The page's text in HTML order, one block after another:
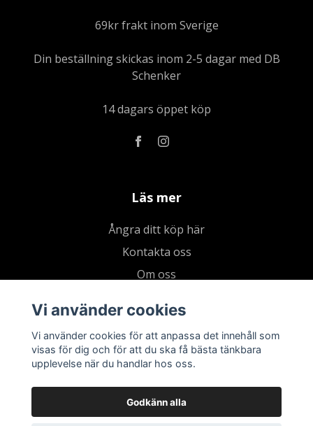
69kr frakt inom Sverige
Din beställning skickas inom 2-5 dagar med DB
Schenker
14 dagars öppet köp
Läs mer
Ångra ditt köp här
Kontakta oss
Om oss
Kundklubb
Presentkort
Vi använder cookies
Vi använder cookies för att anpassa det innehåll som
visas för dig och för att du ska få bästa tänkbara
upplevelse när du handlar hos oss.
Godkänn alla